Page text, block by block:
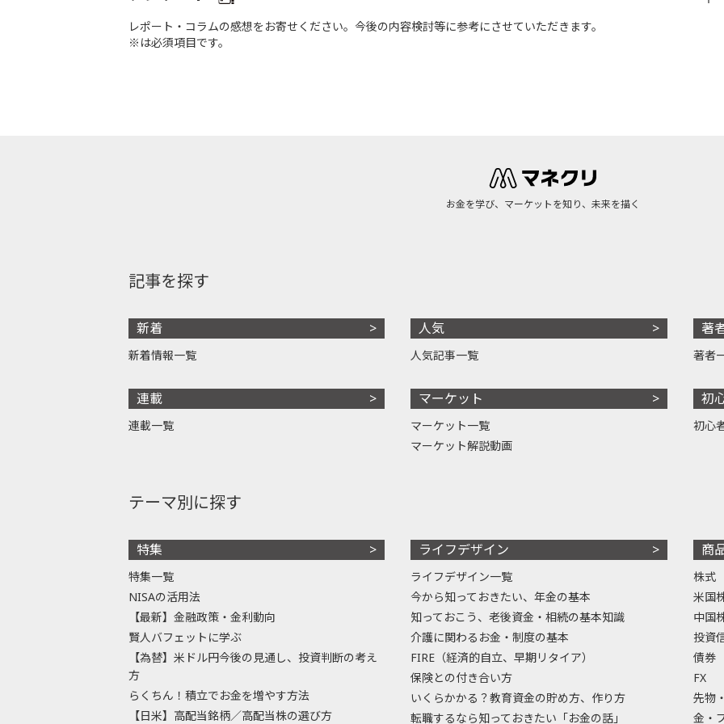
レポート・コラムの感想をお寄せください。今後の内容検討等に参考にさせていただきます。
※は必須項目です。
お金を学び、マーケットを知り、未来を描く
記事を探す
新着
新着情報一覧
連載
連載一覧
人気
人気記事一覧
マーケット
マーケット一覧
マーケット解説動画
著
著者
初
初心
テーマ別に探す
特集
特集一覧
NISAの活用法
【最新】金融政策・金利動向
賢人バフェットに学ぶ
【為替】米ドル円今後の見通し、投資判断の考え
方
らくちん！積立でお金を増やす方法
【日米】高配当銘柄／高配当株の選び方
ライフデザイン
ライフデザイン一覧
今から知っておきたい、年金の基本
知っておこう、老後資金・相続の基本知識
介護に関わるお金・制度の基本
FIRE（経済的自立、早期リタイア）
保険との付き合い方
いくらかかる？教育資金の貯め方、作り方
転職するなら知っておきたい「お金の話」
商
株式
米国
中国
投資
債券
FX
先物
金・